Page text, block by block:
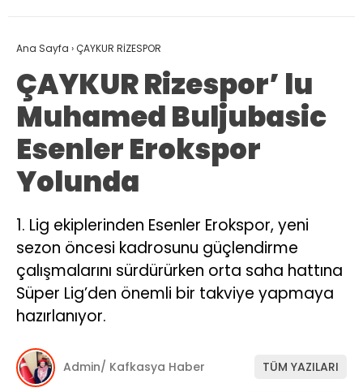
Ana Sayfa ›ÇAYKUR RİZESPOR
ÇAYKUR Rizespor’ lu
Muhamed Buljubasic
Esenler Erokspor
Yolunda
1. Lig ekiplerinden Esenler Erokspor, yeni
sezon öncesi kadrosunu güçlendirme
çalışmalarını sürdürürken orta saha hattına
Süper Lig’den önemli bir takviye yapmaya
hazırlanıyor.
Admin/ Kafkasya Haber TÜM YAZILARI